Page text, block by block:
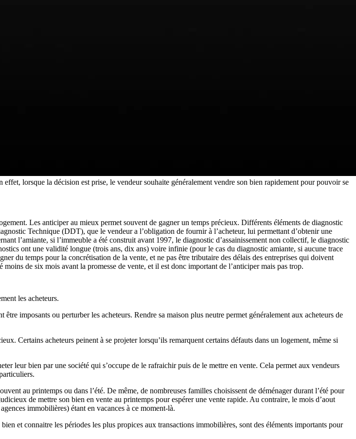
lorsque la décision est prise, le vendeur souhaite généralement vendre son bien rapidement pour pouvoir se
Les anticiper au mieux permet souvent de gagner un temps précieux. Différents éléments de diagnostic
Technique (DDT), que le vendeur a l’obligation de fournir à l’acheteur, lui permettant d’obtenir une
l’amiante, si l’immeuble a été construit avant 1997, le diagnostic d’assainissement non collectif, le diagnostic
ont une validité longue (trois ans, dix ans) voire infinie (pour le cas du diagnostic amiante, si aucune trace
du temps pour la concrétisation de la vente, et ne pas être tributaire des délais des entreprises qui doivent
de six mois avant la promesse de vente, et il est donc important de l’anticiper mais pas trop.
les acheteurs.
imposants ou perturber les acheteurs. Rendre sa maison plus neutre permet généralement aux acheteurs de
Certains acheteurs peinent à se projeter lorsqu’ils remarquent certains défauts dans un logement, même si
leur bien par une société qui s’occupe de le rafraichir puis de le mettre en vente. Cela permet aux vendeurs
au printemps ou dans l’été. De même, de nombreuses familles choisissent de déménager durant l’été pour
de mettre son bien en vente au printemps pour espérer une vente rapide. Au contraire, le mois d’aout
immobilières) étant en vacances à ce moment-là.
et connaitre les périodes les plus propices aux transactions immobilières, sont des éléments importants pour